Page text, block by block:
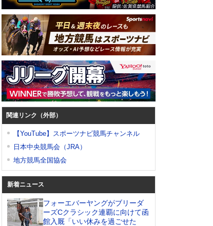
関連リンク（外部）
【YouTube】スポーツナビ競馬チャンネル
日本中央競馬会（JRA）
地方競馬全国協会
新着ニュース
フォーエバーヤングがブリーダ
ーズCクラシック連覇に向けて函
館入厩「いい休みを過ごせた